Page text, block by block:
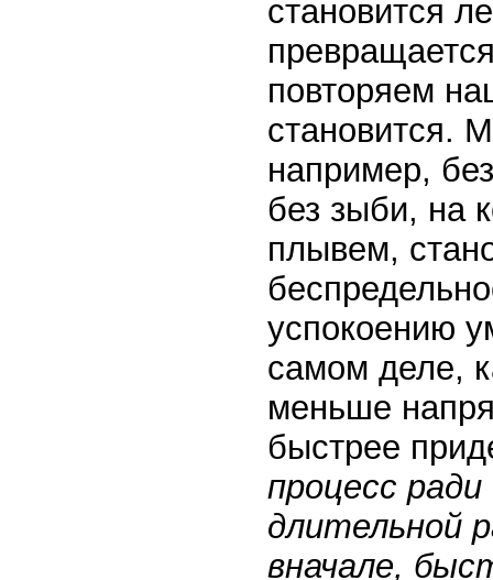
становится
повторяем
становится.
например,
без зыби, на
плывем,
успокоению
самом деле,
меньше
быстрее
процесс
длительной
вначале,